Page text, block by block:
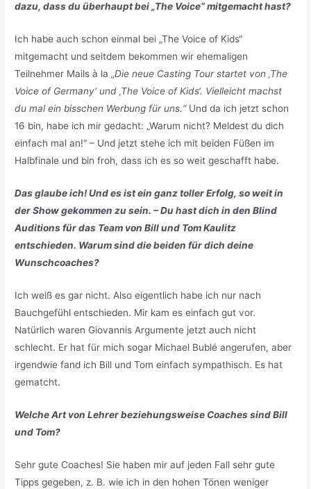
dazu, dass du überhaupt bei „The Voice“ mitgemacht hast?
Ich habe auch schon einmal bei „The Voice of Kids“
mitgemacht und seitdem bekommen wir ehemaligen
Teilnehmer Mails à la„Die neue Casting Tour startet von‚The
Voice of Germany‘ und‚The Voice of Kids‘. Vielleicht machst
du mal ein bisschen Werbung für uns.“Und da ich jetzt schon
16 bin, habe ich mir gedacht: „Warum nicht? Meldest du dich
einfach mal an!“ – Und jetzt stehe ich mit beiden Füßen im
Halbfinale und bin froh, dass ich es so weit geschafft habe.
Das glaube ich! Und es ist ein ganz toller Erfolg, so weit in
der Show gekommen zu sein. – Du hast dich in den Blind
Auditions für das Team von Bill und Tom Kaulitz
entschieden. Warum sind die beiden für dich deine
Wunschcoaches?
Ich weiß es gar nicht. Also eigentlich habe ich nur nach
Bauchgefühl entschieden. Mir kam es einfach gut vor.
Natürlich waren Giovannis Argumente jetzt auch nicht
schlecht. Er hat für mich sogar Michael Bublé angerufen, aber
irgendwie fand ich Bill und Tom einfach sympathisch. Es hat
gematcht.
Welche Art von Lehrer beziehungsweise Coaches sind Bill
und Tom?
Sehr gute Coaches! Sie haben mir auf jeden Fall sehr gute
Tipps gegeben, z. B. wie ich in den hohen Tönen weniger